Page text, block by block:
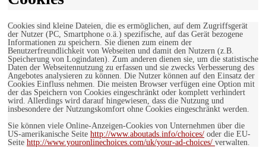
Cookies sind kleine Dateien, die es ermöglichen, auf dem Zugriffsgerät
der Nutzer (PC, Smartphone o.ä.) spezifische, auf das Gerät bezogene
Informationen zu speichern. Sie dienen zum einem der
Benutzerfreundlichkeit von Webseiten und damit den Nutzern (z.B.
Speicherung von Logindaten). Zum anderen dienen sie, um die statistische
Daten der Webseitennutzung zu erfassen und sie zwecks Verbesserung des
Angebotes analysieren zu können. Die Nutzer können auf den Einsatz der
Cookies Einfluss nehmen. Die meisten Browser verfügen eine Option mit
der das Speichern von Cookies eingeschränkt oder komplett verhindert
wird. Allerdings wird darauf hingewiesen, dass die Nutzung und
insbesondere der Nutzungskomfort ohne Cookies eingeschränkt werden.
Sie können viele Online-Anzeigen-Cookies von Unternehmen über die
US-amerikanische Seite http://www.aboutads.info/choices/ oder die EU-
Seite http://www.youronlinechoices.com/uk/your-ad-choices/ verwalten.